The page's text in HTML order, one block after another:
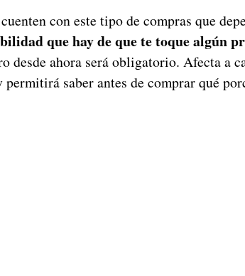
con este tipo de compras que
que hay de que te toque algún
desde ahora será obligatorio. Afecta a
permitirá saber antes de comprar qué